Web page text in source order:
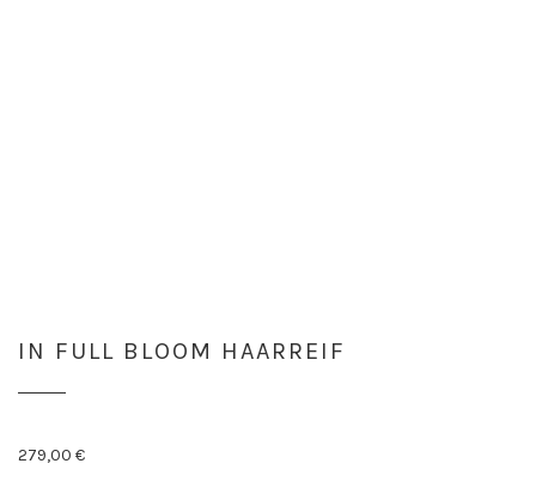
IN FULL BLOOM HAARREIF
279,00 €